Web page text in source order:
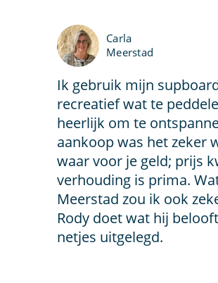
Carla
Meerstad
Ik gebruik mijn
recreatief wat te
heerlijk om te
aankoop was het zeker
waar voor je geld; prijs
verhouding is prima.
Meerstad zou ik ook
Rody doet wat hij
netjes uitgelegd.